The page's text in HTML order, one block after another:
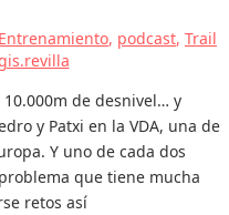
Entrenamiento, podcast, Trail
10.000m de desnivel… y
y Patxi en la VDA, una de
Y uno de cada dos
que tiene mucha
retos así